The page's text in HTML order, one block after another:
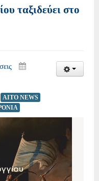
ταξιδεύει στο
AITO NEWS